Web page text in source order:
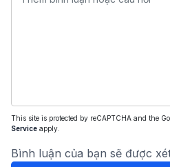
This site is protected by reCAPTCHA and the
Service apply.
Bình luận của bạn sẽ được